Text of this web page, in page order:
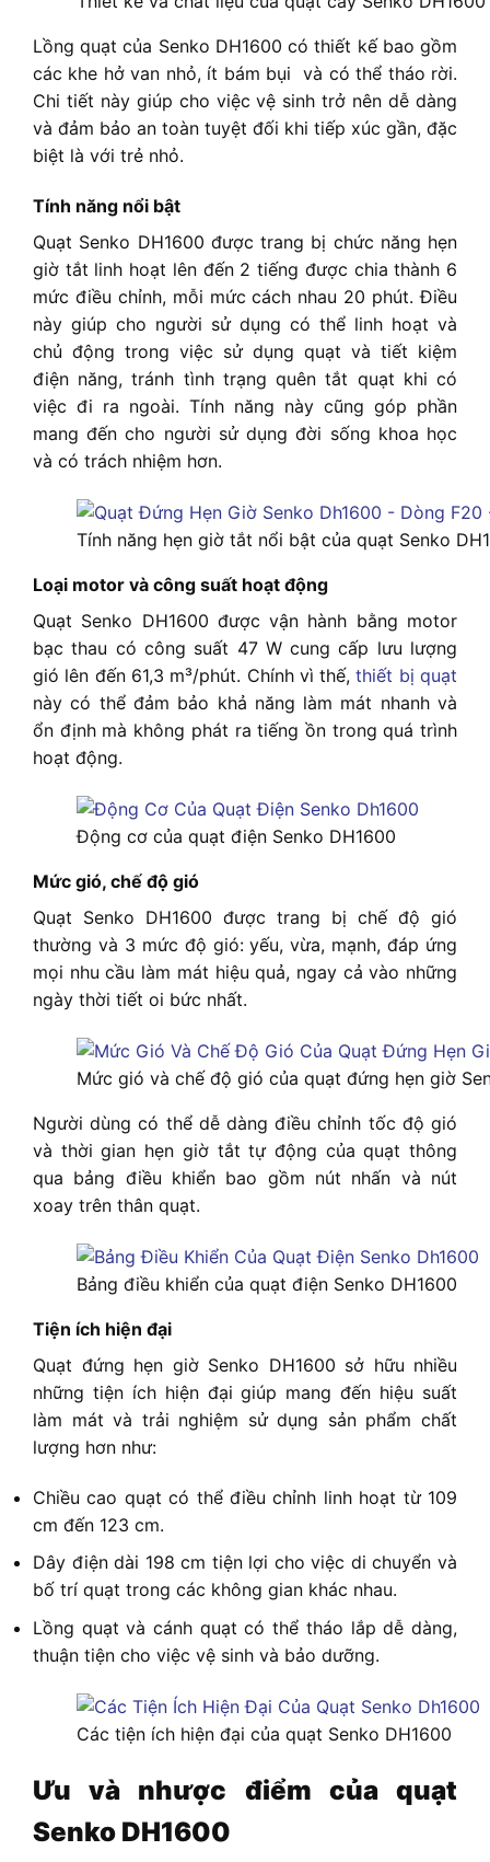
Lồng quạt của Senko DH1600 có thiết kế bao gồm
các khe hở van nhỏ, ít bám bụi và có thể tháo rời.
Chi tiết này giúp cho việc vệ sinh trở nên dễ dàng
và đảm bảo an toàn tuyệt đối khi tiếp xúc gần, đặc
biệt là với trẻ nhỏ.
Tính năng nổi bật
Quạt Senko DH1600 được trang bị chức năng hẹn
giờ tắt linh hoạt lên đến 2 tiếng được chia thành 6
mức điều chỉnh, mỗi mức cách nhau 20 phút. Điều
này giúp cho người sử dụng có thể linh hoạt và
chủ động trong việc sử dụng quạt và tiết kiệm
điện năng, tránh tình trạng quên tắt quạt khi có
việc đi ra ngoài. Tính năng này cũng góp phần
mang đến cho người sử dụng đời sống khoa học
và có trách nhiệm hơn.
Tính năng hẹn giờ tắt nổi bật của quạt Senko
Loại motor và công suất hoạt động
Quạt Senko DH1600 được vận hành bằng motor
bạc thau có công suất 47 W cung cấp lưu lượng
gió lên đến 61,3 m³/phút. Chính vì thế,thiết bị quạt
này có thể đảm bảo khả năng làm mát nhanh và
ổn định mà không phát ra tiếng ồn trong quá trình
hoạt động.
Động cơ của quạt điện Senko DH1600
Mức gió, chế độ gió
Quạt Senko DH1600 được trang bị chế độ gió
thường và 3 mức độ gió: yếu, vừa, mạnh, đáp ứng
mọi nhu cầu làm mát hiệu quả, ngay cả vào những
ngày thời tiết oi bức nhất.
Mức gió và chế độ gió của quạt đứng hẹn giờ
Người dùng có thể dễ dàng điều chỉnh tốc độ gió
và thời gian hẹn giờ tắt tự động của quạt thông
qua bảng điều khiển bao gồm nút nhấn và nút
xoay trên thân quạt.
Bảng điều khiển của quạt điện Senko DH1600
Tiện ích hiện đại
Quạt đứng hẹn giờ Senko DH1600 sở hữu nhiều
những tiện ích hiện đại giúp mang đến hiệu suất
làm mát và trải nghiệm sử dụng sản phẩm chất
lượng hơn như:
Chiều cao quạt có thể điều chỉnh linh hoạt từ 109
cm đến 123 cm.
Dây điện dài 198 cm tiện lợi cho việc di chuyển và
bố trí quạt trong các không gian khác nhau.
Lồng quạt và cánh quạt có thể tháo lắp dễ dàng,
thuận tiện cho việc vệ sinh và bảo dưỡng.
Các tiện ích hiện đại của quạt Senko DH1600
Ưu và nhược điểm của quạt
Senko DH1600